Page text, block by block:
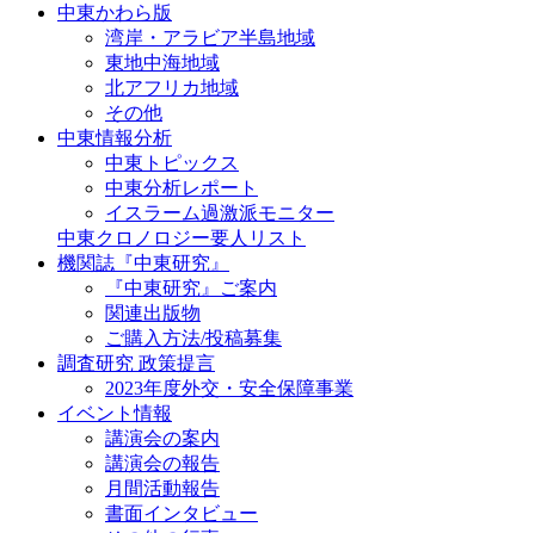
中東かわら版
湾岸・アラビア半島地域
東地中海地域
北アフリカ地域
その他
中東情報分析
中東トピックス
中東分析レポート
イスラーム過激派モニター
中東クロノロジー要人リスト
機関誌『中東研究』
『中東研究』ご案内
関連出版物
ご購入方法/投稿募集
調査研究 政策提言
2023年度外交・安全保障事業
イベント情報
講演会の案内
講演会の報告
月間活動報告
書面インタビュー